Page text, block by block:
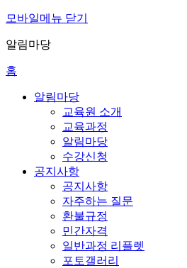
모바일메뉴 닫기
알림마당
홈
알림마당
교육원 소개
교육과정
알림마당
수강신청
공지사항
공지사항
자주하는 질문
환불규정
민간자격
일반과정 리플렛
포토갤러리